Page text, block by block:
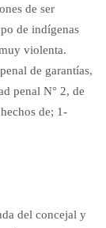
de ser
de indígenas
violenta.
de garantías,
penal N° 2, de
de; 1-
del concejal y